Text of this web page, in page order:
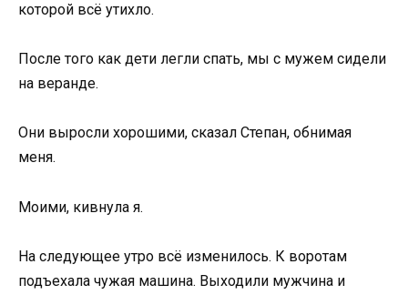
которой всё утихло.
После того как дети легли спать, мы с мужем сидели
на веранде.
Они выросли хорошими, сказал Степан, обнимая
меня.
Моими, кивнула я.
На следующее утро всё изменилось. К воротам
подъехала чужая машина. Выходили мужчина и